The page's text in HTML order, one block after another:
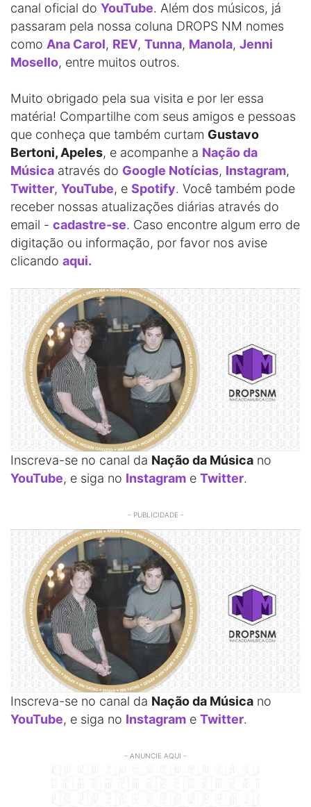
canal oficial do YouTube. Além dos músicos, já
passaram pela nossa coluna DROPS NM nomes
como Ana Carol, REV, Tunna, Manola, Jenni
Mosello, entre muitos outros.
Muito obrigado pela sua visita e por ler essa
matéria! Compartilhe com seus amigos e pessoas
que conheça que também curtam Gustavo
Bertoni, Apeles, e acompanhe a Nação da
Música através do Google Notícias, Instagram,
Twitter, YouTube, e Spotify. Você também pode
receber nossas atualizações diárias através do
email - cadastre-se. Caso encontre algum erro de
digitação ou informação, por favor nos avise
clicando aqui.
Inscreva-se no canal da Nação da Música no
YouTube, e siga no Instagram e Twitter.
- PUBLICIDADE -
Inscreva-se no canal da Nação da Música no
YouTube, e siga no Instagram e Twitter.
- ANUNCIE AQUI -